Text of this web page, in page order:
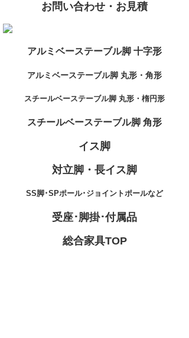
お問い合わせ・お見積
アルミベーステーブル脚 十字形
アルミベーステーブル脚 丸形・角形
スチールベーステーブル脚 丸形・楕円形
スチールベーステーブル脚 角形
イス脚
対立脚・長イス脚
SS脚･SPポール･ジョイントポールなど
受座･脚掛･付属品
総合家具TOP